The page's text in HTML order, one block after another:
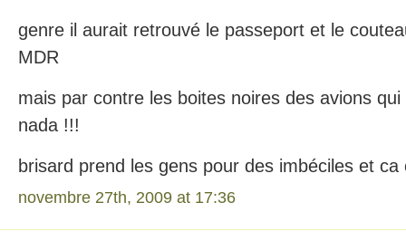
genre il aurait retrouvé le passeport et le
MDR
mais par contre les boites noires des avions
nada !!!
brisard prend les gens pour des imbéciles et ca
novembre 27th, 2009 at 17:36